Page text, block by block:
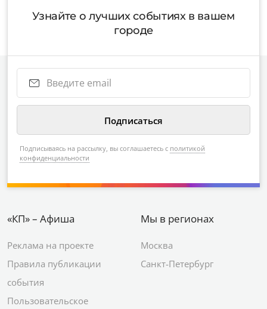
Узнайте о лучших событиях в вашем
городе
Подписываясь на рассылку, вы соглашаетесь с политикой
конфиденциальности
«КП» – Афиша
Реклама на проекте
Правила публикации
события
Пользовательское
Мы в регионах
Москва
Санкт-Петербург